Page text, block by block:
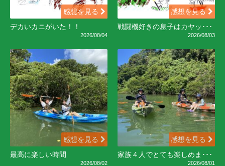
感想を見る
デカいカニがいた！！
2026/08/04
感想を見る
戦闘機好きの息子はカヤッ･･･
2026/08/03
感想を見る
最高に楽しい時間
2026/08/02
感想を見る
家族４人でとても楽しめま･･･
2026/08/01